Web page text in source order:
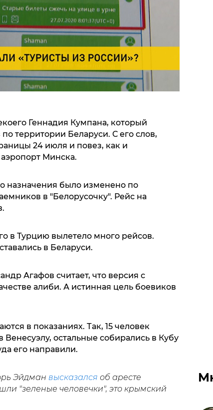
Геннадия Кумпана, который
территории Беларуси. С его слов,
24 июля и повез, как и
Минска.
назначения было изменено по
в "Белорусочку". Рейс на
в Турцию вылетело много рейсов.
в Беларуси.
Агафов считает, что версия с
алиби. А истинная цель боевиков
в показаниях. Так, 15 человек
Венесуэлу, остальные собирались в Кубу
его направили.
Эйдман высказался об аресте
"зеленые человечки", это крымский